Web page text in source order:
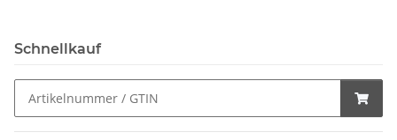
Schnellkauf